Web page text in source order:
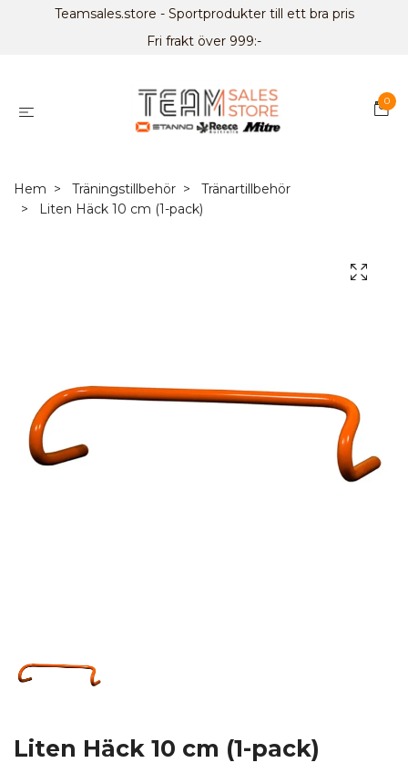
Teamsales.store - Sportprodukter till ett bra pris
Fri frakt över 999:-
0
Hem Träningstillbehör
Tränartillbehör
Liten Häck 10 cm (1-pack)
Liten Häck 10 cm (1-pack)